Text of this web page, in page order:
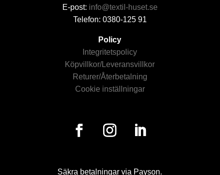
E-post: info@textil-huset.se
Telefon: 0380-125 91
Policy
Integritetspolicy
Köpvillkor/Leveransvillkor
Returer/Återbetalning
Cookie inställningar
Säkra betalningar via Payson.